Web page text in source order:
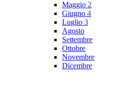
Maggio 2
Giugno 4
Luglio 3
Agosto
Settembre
Ottobre
Novembre
Dicembre